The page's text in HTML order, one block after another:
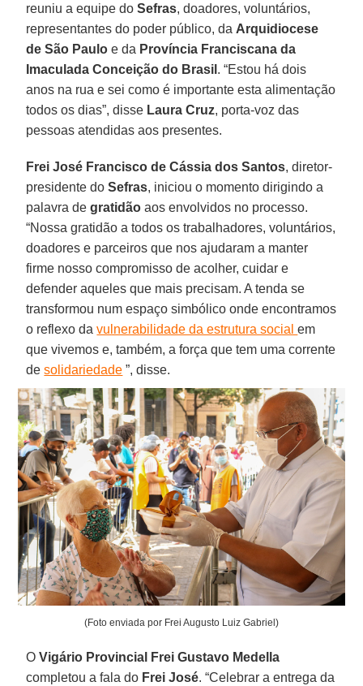
reuniu a equipe doSefras, doadores, voluntários,
representantes do poder público, da Arquidiocese
de São Pauloe da Província Franciscana da
Imaculada Conceição do Brasil . “Estou há dois
anos na rua e sei como é importante esta alimentação
todos os dias”, disse Laura Cruz, porta-voz das
pessoas atendidas aos presentes.
Frei José Francisco de Cássia dos Santos, diretor-
presidente doSefras, iniciou o momento dirigindo a
palavra degratidão aos envolvidos no processo.
“Nossa gratidão a todos os trabalhadores, voluntários,
doadores e parceiros que nos ajudaram a manter
firme nosso compromisso de acolher, cuidar e
defender aqueles que mais precisam. A tenda se
transformou num espaço simbólico onde encontramos
o reflexo davulnerabilidade da estrutura socialem
que vivemos e, também, a força que tem uma corrente
desolidariedade ”, disse.
(Foto enviada por Frei Augusto Luiz Gabriel)
OVigário Provincial Frei Gustavo Medella
completou a fala do Frei José. “Celebrar a entrega da